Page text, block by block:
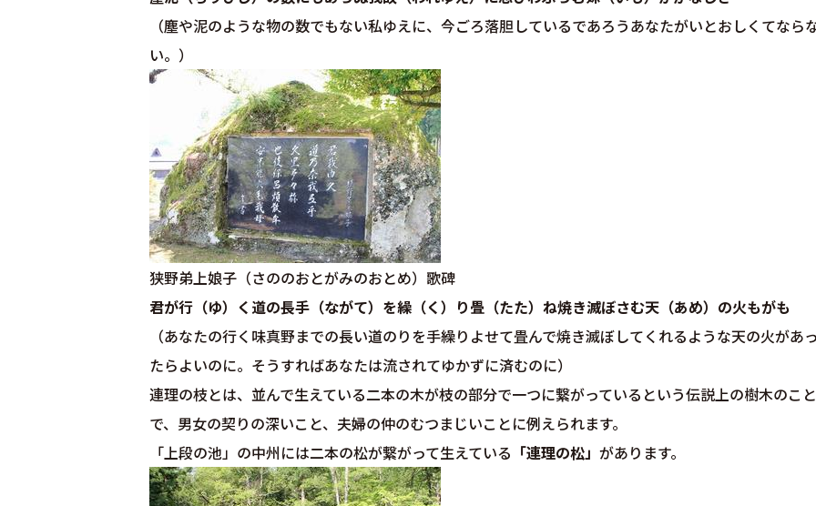
（塵や泥のような物の数でもない私ゆえに、今ごろ落胆しているであろうあなたがいとおしくてなら
い。）
狭野弟上娘子（さののおとがみのおとめ）歌碑
君が行（ゆ）く道の長手（ながて）を繰（く）り畳（たた）ね焼き滅ぼさむ天（あめ）の火もがも
（あなたの行く味真野までの長い道のりを手繰りよせて畳んで焼き滅ぼしてくれるような天の火があ
たらよいのに。そうすればあなたは流されてゆかずに済むのに）
連理の枝とは、並んで生えている二本の木が枝の部分で一つに繋がっているという伝説上の樹木のこと
で、男女の契りの深いこと、夫婦の仲のむつまじいことに例えられます。
「上段の池」の中州には二本の松が繋がって生えている 「連理の松」 があります。